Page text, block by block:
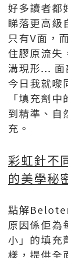
好多讀者都
睇落更高級
只有V面，
住膠原流失
溝現形... 面
今日我就嚟
「填充劑
到精準、自
充。
彩虹針不
的美學秘
點解
原因係佢為
小」的填充
樣，提供全